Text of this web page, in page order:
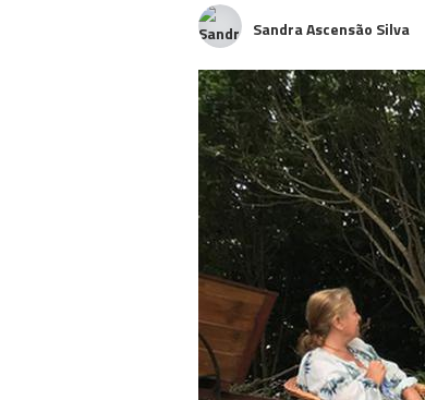
Sandra Ascensão Silva